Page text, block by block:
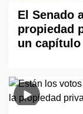
El Senado
propiedad
un capítulo